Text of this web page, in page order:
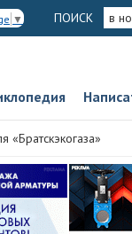
▼ ПОИСК в